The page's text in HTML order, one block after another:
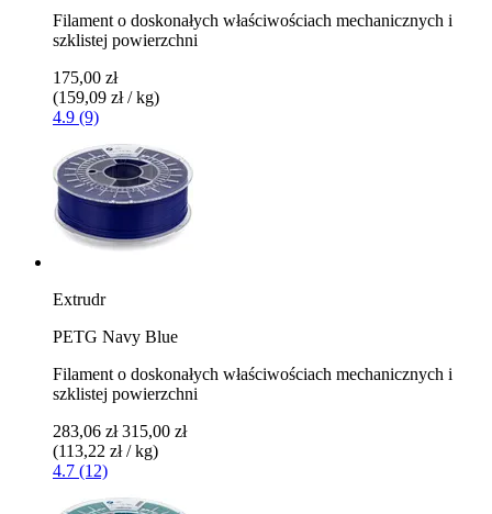
Filament o doskonałych właściwościach mechanicznych i
szklistej powierzchni
175,00 zł
(159,09 zł / kg)
4.9 (9)
Extrudr
PETG Navy Blue
Filament o doskonałych właściwościach mechanicznych i
szklistej powierzchni
283,06 zł 315,00 zł
(113,22 zł / kg)
4.7 (12)